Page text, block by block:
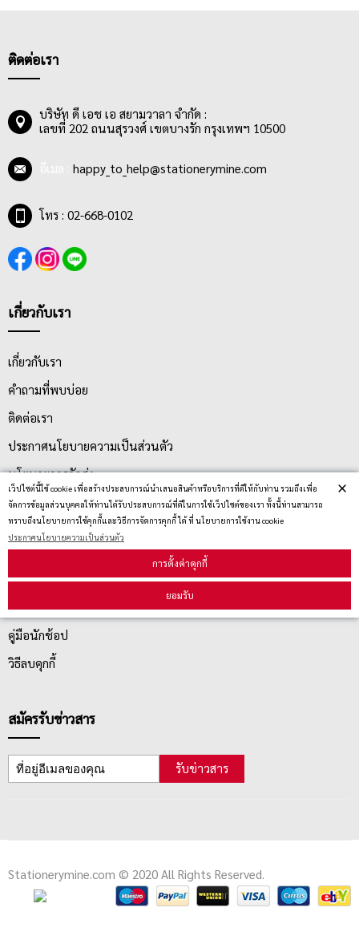
เว็ปไซต์นี้ใช้ cookie เพื่อสร้างประสบการณ์นำเสนอสินค้าหรือบริการที่ดีให้กับท่าน รวมถึงเพื่อ
จัดการข้อมูลส่วนบุคคลให้ท่านได้รับประสบการณ์ที่ดีในการใช้เว็ปไซต์ของเรา ทั้งนี้ท่านสามารถ
ทราบถึงนโยบายการใช้คุกกี้และวิธีการจัดการคุกกี้ ได้ ที่ นโยบายการใช้งาน cookie
ประกาศนโยบายความเป็นส่วนตัว
การตั้งค่าคุกกี้
ยอมรับ
×
ติดต่อเรา
บริษัท ดี เอช เอ สยามวาลา จำกัด :
เลขที่ 202 ถนนสุรวงศ์ เขตบางรัก กรุงเทพฯ 10500
happy_to_help@stationerymine.com
โทร : 02-668-0102
เกี่ยวกับเรา
เกี่ยวกับเรา
คำถามที่พบบ่อย
ติดต่อเรา
ประกาศนโยบายความเป็นส่วนตัว
นโยบายการจัดส่ง
นโยบายการเปลี่ยน/คืน สินค้า
ตรวจสอบสถานะสินค้า
คู่มือนักช้อป
วิธีลบคุกกี้
สมัครรับข่าวสาร
รับข่าวสาร
Stationerymine.com © 2020 All Rights Reserved.